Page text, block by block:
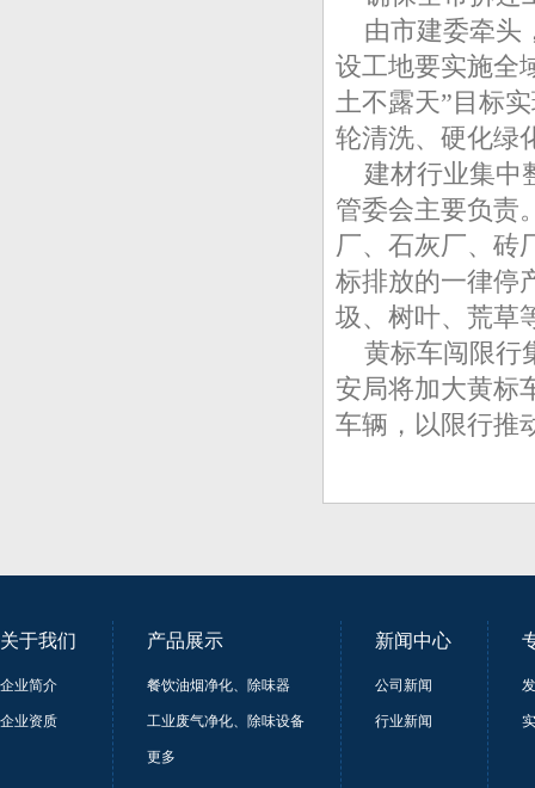
由市建委牵头
设工地要实施全
土不露天”目标
轮清洗、硬化绿
建材行业集中
管委会主要负责
厂、石灰厂、砖
标排放的一律停
圾、树叶、荒草
黄标车闯限行
安局将加大黄标
车辆，以限行推
关于我们
企业简介
企业资质
产品展示
餐饮油烟净化、除味器
工业废气净化、除味设备
更多
新闻中心
公司新闻
行业新闻